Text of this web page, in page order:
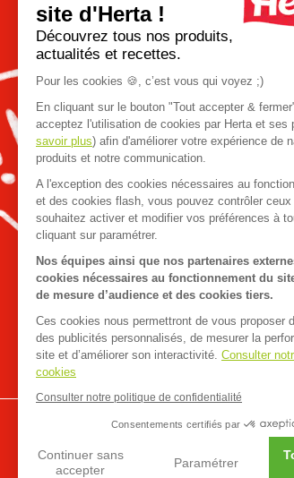
Go
to
previous
slide
Apéro
Accueil > Recettes > Burger
site d'Herta !
Découvrez tous nos produits,
actualités et recettes.
Pour les cookies 🍪, c’est vous qui voyez ;)
En cliquant sur le bouton "Tout accepter &
acceptez l'utilisation de cookies par Herta et ses
savoir plus) afin d'améliorer votre expérience de
produits et notre communication.
A l'exception des cookies nécessaires au
et des cookies flash, vous pouvez contrôler ceux
souhaitez activer et modifier vos préférences à
cliquant sur paramétrer.
Nos équipes ainsi que nos partenaires
cookies nécessaires au fonctionnement du
de mesure d’audience et des cookies tiers.
Ces cookies nous permettront de vous proposer
des publicités personnalisés, de mesurer la
site et d’améliorer son interactivité. Consulter
cookies
Consulter notre politique de confidentialité
Consentements certifiés par
Continuer sans
accepter
Paramétrer